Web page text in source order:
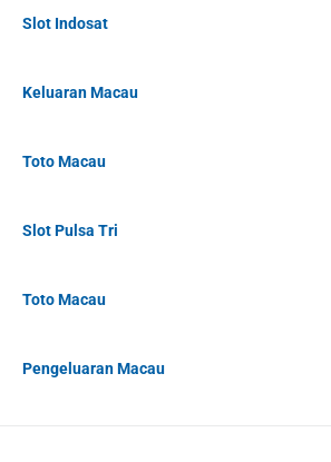
Slot Indosat
Keluaran Macau
Toto Macau
Slot Pulsa Tri
Toto Macau
Pengeluaran Macau